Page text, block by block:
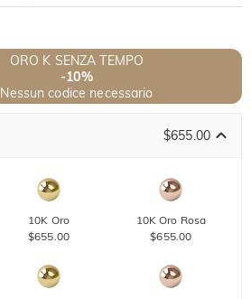
ORO K SENZA TEMPO
-10%
Nessun codice necessario
$655.00
10K Oro
$655.00
10K Oro Rosa
$655.00